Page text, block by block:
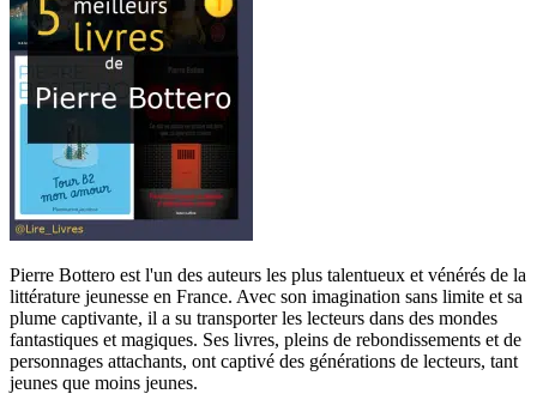
Pierre Bottero est l'un des auteurs les plus talentueux et vénérés de la
littérature jeunesse en France. Avec son imagination sans limite et sa
plume captivante, il a su transporter les lecteurs dans des mondes
fantastiques et magiques. Ses livres, pleins de rebondissements et de
personnages attachants, ont captivé des générations de lecteurs, tant
jeunes que moins jeunes.